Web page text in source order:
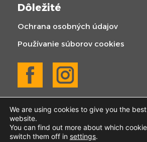
Dôležité
Ochrana osobných údajov
Používanie súborov cookies
We are using cookies to give you the
website.
You can find out more about which
switch them off in settings.